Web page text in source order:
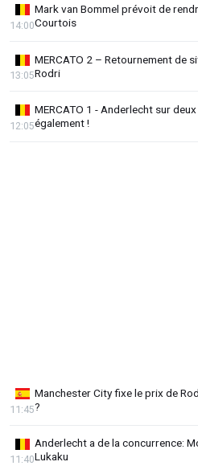
Mark van Bommel prévoit de
Courtois
14:00
MERCATO 2 – Retournement de
Rodri
13:05
MERCATO 1 - Anderlecht sur
également !
12:05
Manchester City fixe le prix de
?
11:45
Anderlecht a de la concurrence:
Lukaku
11:40